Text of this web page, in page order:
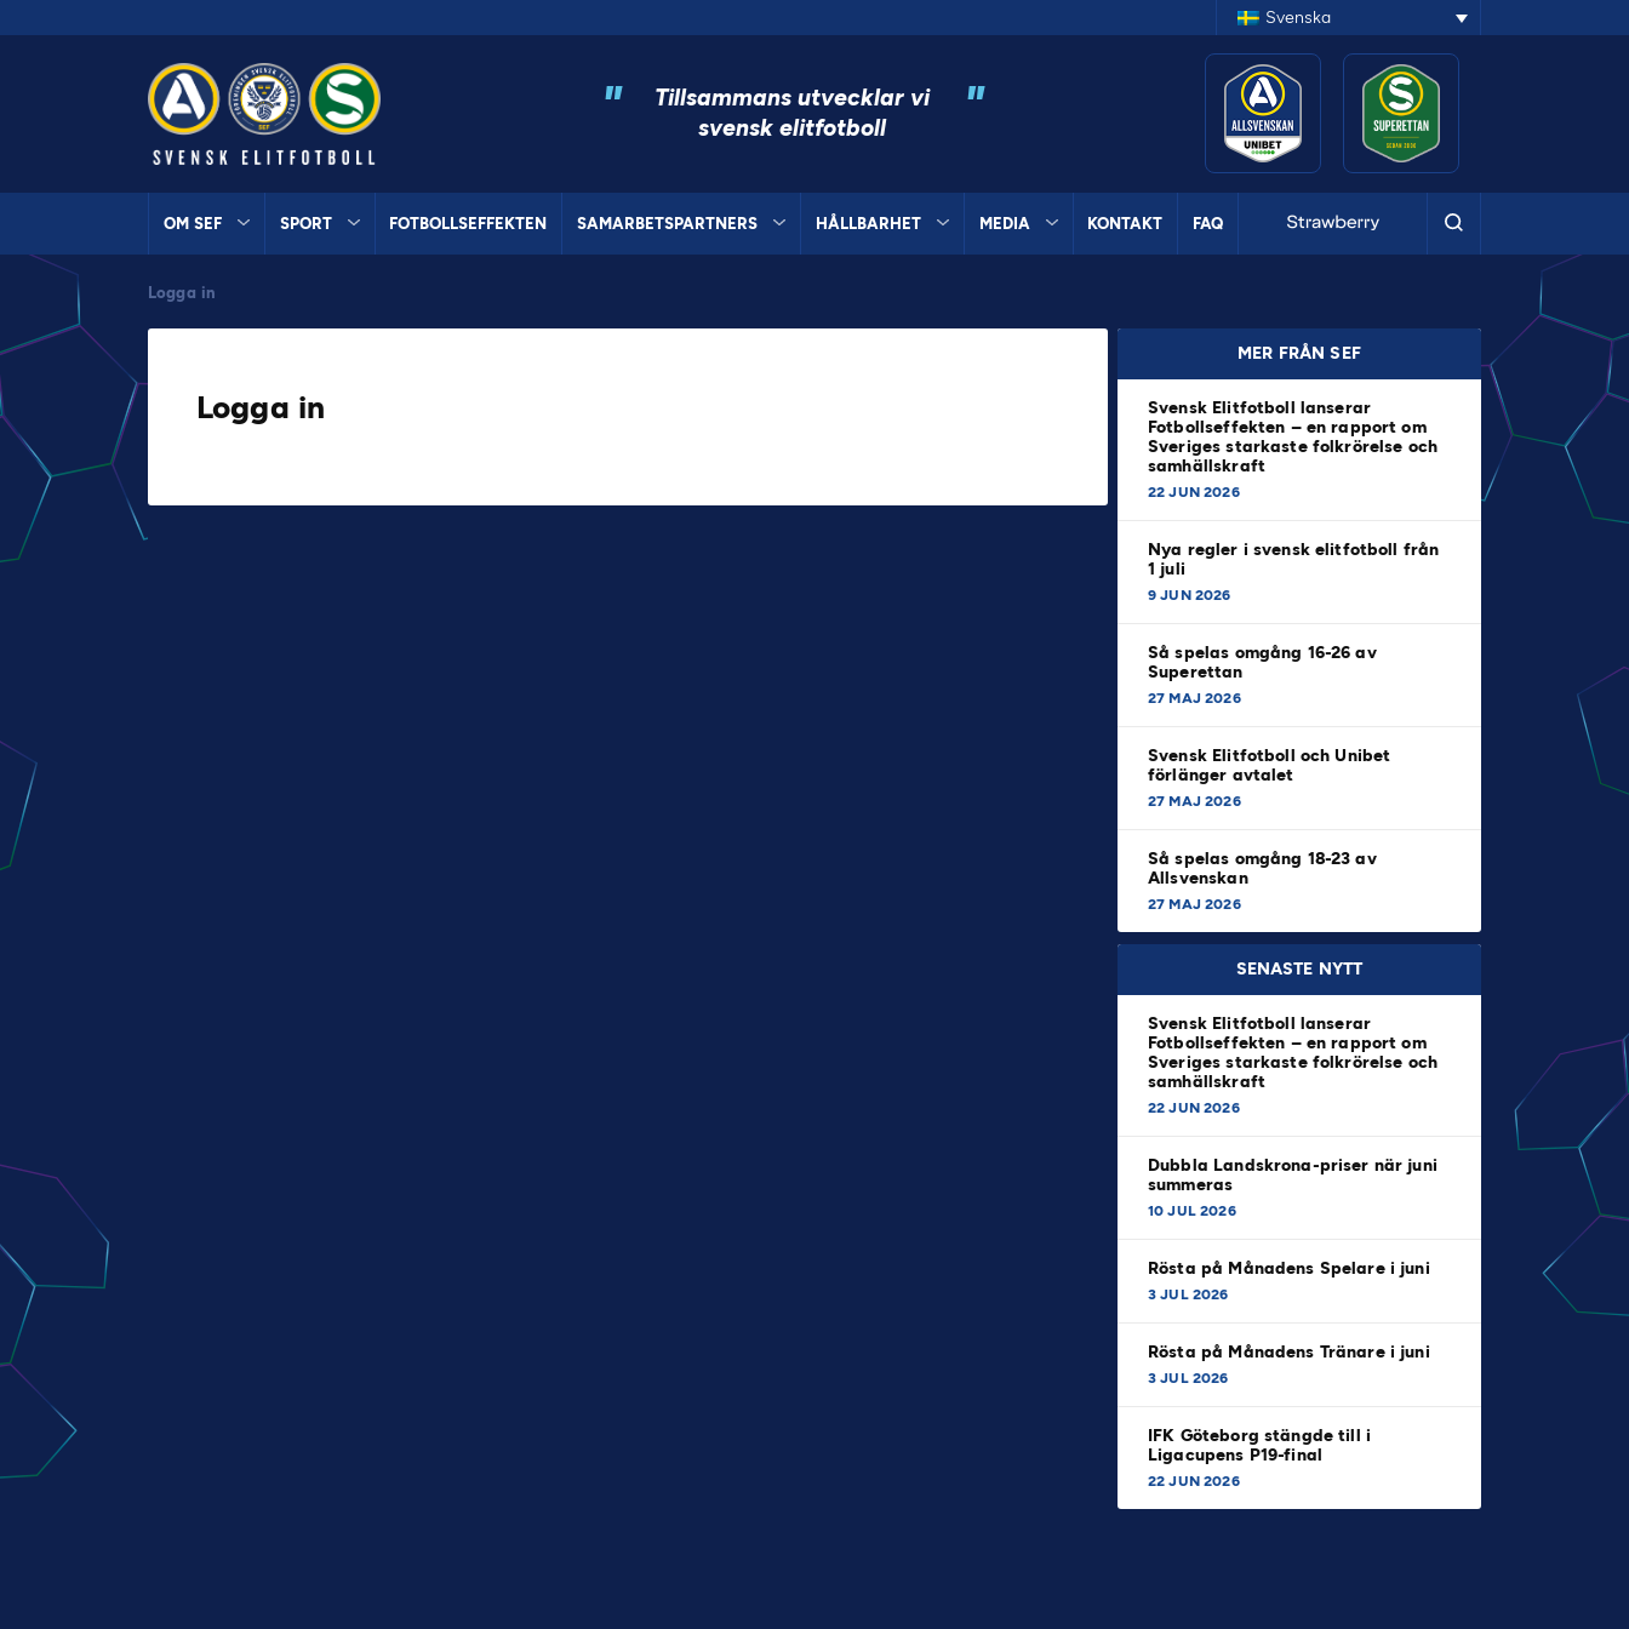
Svenska
"
Tillsammans utvecklar vi
svensk elitfotboll
"
OM SEF SPORT FOTBOLLSEFFEKTEN SAMARBETSPARTNERS HÅLLBARHET MEDIA KONTAKT FAQ
Logga in
Logga in
MER FRÅN SEF
Svensk Elitfotboll lanserar
Fotbollseffekten – en rapport om
Sveriges starkaste folkrörelse och
samhällskraft
22 JUN 2026
Nya regler i svensk elitfotboll från
1 juli
9 JUN 2026
Så spelas omgång 16-26 av
Superettan
27 MAJ 2026
Svensk Elitfotboll och Unibet
förlänger avtalet
27 MAJ 2026
Så spelas omgång 18-23 av
Allsvenskan
27 MAJ 2026
SENASTE NYTT
Svensk Elitfotboll lanserar
Fotbollseffekten – en rapport om
Sveriges starkaste folkrörelse och
samhällskraft
22 JUN 2026
Dubbla Landskrona-priser när juni
summeras
10 JUL 2026
Rösta på Månadens Spelare i juni
3 JUL 2026
Rösta på Månadens Tränare i juni
3 JUL 2026
IFK Göteborg stängde till i
Ligacupens P19-final
22 JUN 2026